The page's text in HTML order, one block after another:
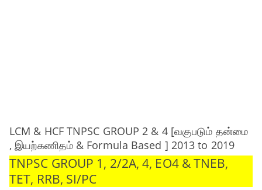
LCM & HCF TNPSC GROUP 2 & 4 [வகுபடும் தன்மை
, இயற்கணிதம் & Formula Based ] 2013 to 2019
TNPSC GROUP 1, 2/2A, 4, EO4 & TNEB,
TET, RRB, SI/PC